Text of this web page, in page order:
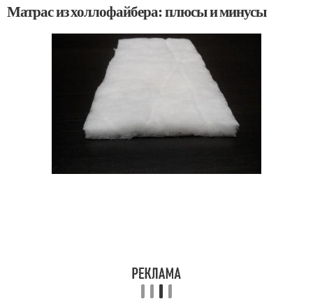
Матрас из холлофайбера: плюсы и минусы